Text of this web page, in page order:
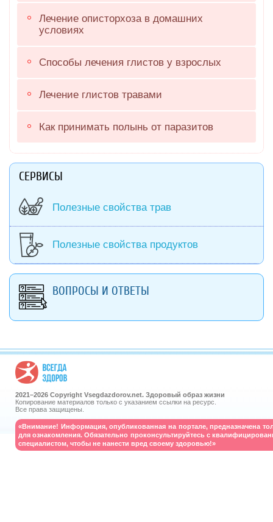
Лечение описторхоза в домашних
условиях
Способы лечения глистов у взрослых
Лечение глистов травами
Как принимать полынь от паразитов
СЕРВИСЫ
Полезные свойства трав
Полезные свойства продуктов
ВОПРОСЫ И ОТВЕТЫ
2021–2026 Copyright Vsegdazdorov.net. Здоровый образ жизни
Копирование материалов только с указанием ссылки на ресурс.
Все права защищены.
«Внимание! Информация, опубликованная на портале, предназначена
для ознакомления. Обязательно проконсультируйтесь с
специалистом, чтобы не нанести вред своему здоровью!»